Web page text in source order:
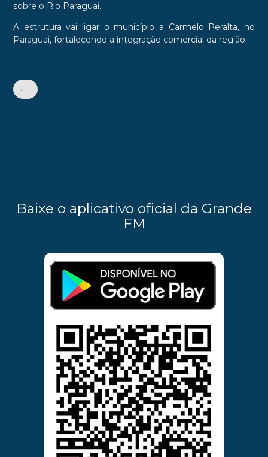
sobre o Rio Paraguai.
A estrutura vai ligar o município a Carmelo Peralta, no
Paraguai, fortalecendo a integração comercial da região.
•
Baixe o aplicativo oficial da Grande
FM